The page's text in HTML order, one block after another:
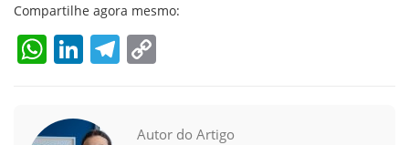
Compartilhe agora mesmo:
WhatsApp
LinkedIn
Telegram
Autor do Artigo